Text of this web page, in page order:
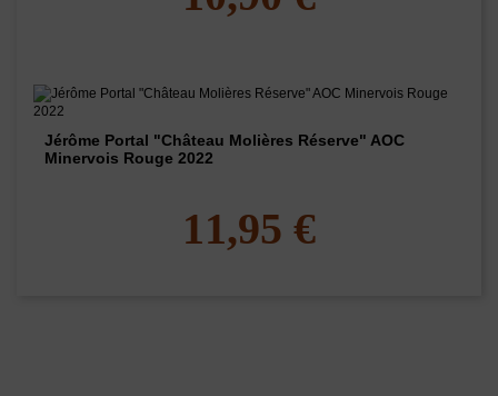
Jérôme Portal "Château Molières Réserve" AOC
Minervois Rouge 2022
11,95 €